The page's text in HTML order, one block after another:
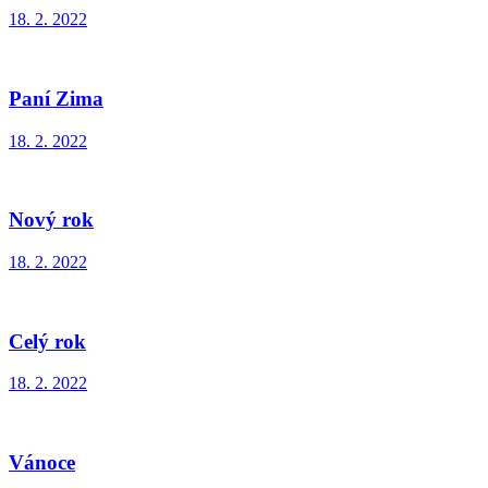
18. 2. 2022
Paní Zima
18. 2. 2022
Nový rok
18. 2. 2022
Celý rok
18. 2. 2022
Vánoce